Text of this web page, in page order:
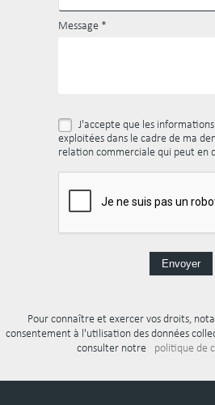
Message *
J'accepte que les informations
exploitées dans le cadre de ma
relation commerciale qui peut en
Pour connaître et exercer vos droits,
consentement à l'utilisation des données
consulter notre
politique de